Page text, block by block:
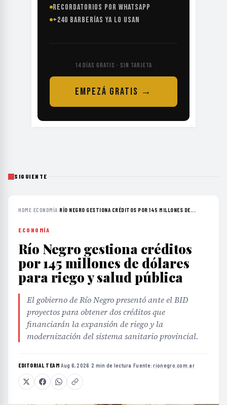
RECORDATORIOS POR WHATSAPP
+240 BARBERÍAS YA LO USAN
14 DÍAS GRATIS · SIN TARJETA
EMPEZÁ GRATIS →
SIGUIENTE
HOME›ECONOMÍA›RÍO NEGRO GESTIONA CRÉDITOS POR 145 MILLONES DE...
ECONOMÍA
Río Negro gestiona créditos
por 145 millones de dólares
para riego y salud pública
El gobierno de Río Negro presentó ante el BID
proyectos para obtener dos créditos que
financiarán la expansión de riego y la
modernización del sistema sanitario provincial.
EDITORIAL TEAM·Aug 6, 2026 ·2 min de lectura ·Fuente:rionegro.com.ar